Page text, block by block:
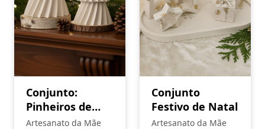
Conjunto:
Pinheiros de
Inverno
Artesanato da Mãe
Conjunto
Festivo de Natal
Artesanato da Mãe